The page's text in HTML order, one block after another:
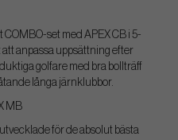
COMBO-set med APEX CB i 5-
att anpassa uppsättning efter
golfare med bra bollträff
långa järnklubbor.
MB
för de absolut bästa